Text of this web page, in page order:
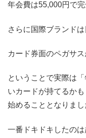
年会費は55,000円で
さらに国際ブランドは
カード券面のペガサ
ということで実際は
いカードが持てるか
始めることとなりまし
一番ドキドキしたの